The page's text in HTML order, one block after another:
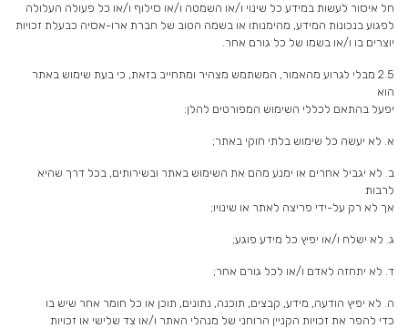
חל איסור לעשות במידע כל שינוי ו/או השמטה ו/או סילוף ו/או כל פעולה העלולה
לפגוע בנכונות המידע, מהימנותו או בשמה הטוב של חברת ארו-אסיה כבעלת זכויות
יוצרים בו ו/או בשמו של כל גורם אחר.
2.5 מבלי לגרוע מהאמור, המשתמש מצהיר ומתחייב בזאת, כי בעת שימוש באתר
הוא
יפעל בהתאם לכללי השימוש המפורטים להלן:
א. לא יעשה כל שימוש בלתי חוקי באתר;
ב. לא יגביל אחרים או ימנע מהם את השימוש באתר ובשירותים, בכל דרך שהיא
לרבות
אך לא רק על-ידי פריצה לאתר או שינויו;
ג. לא ישלח ו/או יפיץ כל מידע פוגע;
ד. לא יתחזה לאדם ו/או לכל גורם אחר;
ה. לא יפיץ הודעה, מידע, קבצים, תוכנה, נתונים, תוכן או כל חומר אחר שיש בו
כדי להפר את זכויות הקניין הרוחני של מנהלי האתר ו/או צד שלישי או זכויות